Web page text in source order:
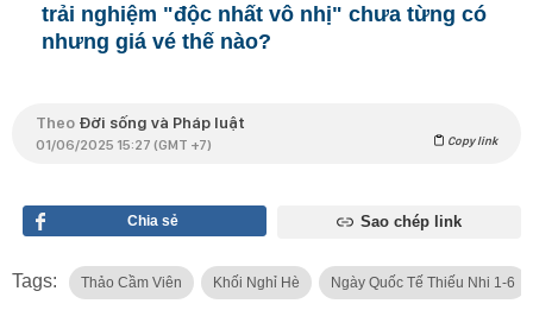
trải nghiệm "độc nhất vô nhị" chưa từng có
nhưng giá vé thế nào?
Theo Đời sống và Pháp luật
01/06/2025 15:27 (GMT +7) Copy link
Chia sẻ Sao chép link
Tags: Thảo Cầm Viên Khối Nghỉ Hè Ngày Quốc Tế Thiếu Nhi 1-6